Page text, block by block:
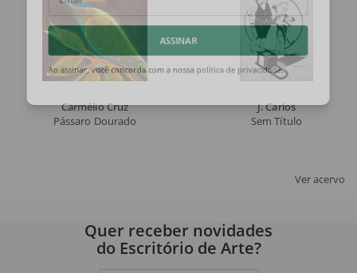
Carmélio Cruz
Pássaro Dourado
J. Carlos
Sem Título
Ver acervo
Email
ASSINAR
Quer receber novidades
do Escritório de Arte?